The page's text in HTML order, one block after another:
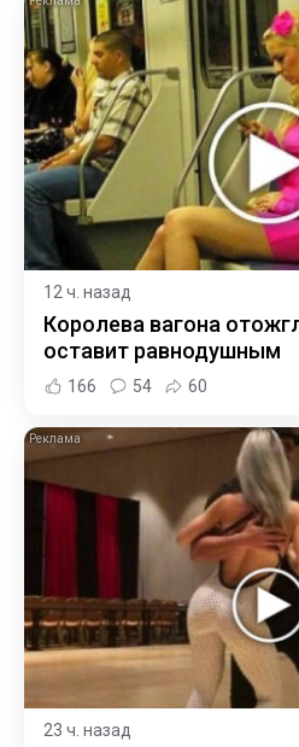
12 ч. назад
Королева вагона
оставит равнодушным
166 54 60
23 ч. назад